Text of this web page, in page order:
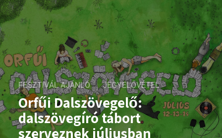
FESZTIVÁL AJÁNLÓ JEGYELŐVÉTEL
Orfűi Dalszövegelő:
dalszövegíró tábort
szerveznek júliusban